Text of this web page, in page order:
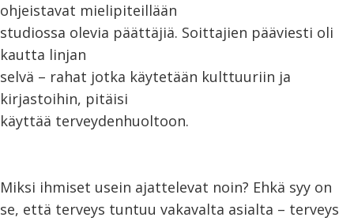
ohjeistavat mielipiteillään
studiossa olevia päättäjiä. Soittajien pääviesti oli
kautta linjan
selvä – rahat jotka käytetään kulttuuriin ja
kirjastoihin, pitäisi
käyttää terveydenhuoltoon.
Miksi ihmiset usein ajattelevat noin? Ehkä syy on
se, että terveys tuntuu vakavalta asialta – terveys